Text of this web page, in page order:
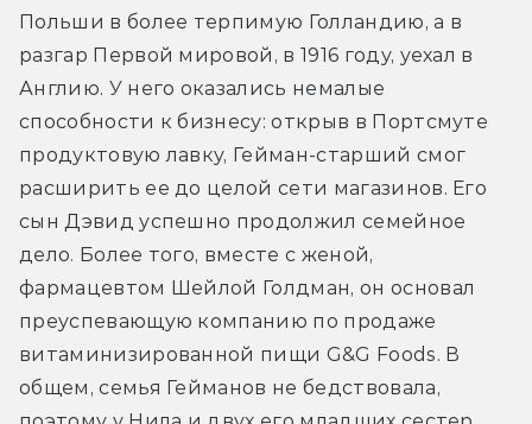
Польши в более терпимую Голландию, а в
разгар Первой мировой, в 1916 году, уехал в
Англию. У него оказались немалые
способности к бизнесу: открыв в Портсмуте
продуктовую лавку, Гейман-старший смог
расширить ее до целой сети магазинов. Его
сын Дэвид успешно продолжил семейное
дело. Более того, вместе с женой,
фармацевтом Шейлой Голдман, он основал
преуспевающую компанию по продаже
витаминизированной пищи G&G Foods. В
общем, семья Гейманов не бедствовала,